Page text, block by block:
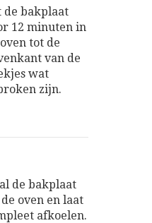
de bakplaat
12 minuten in
tot de
van de
wat
zijn.
de bakplaat
oven en laat
afkoelen.